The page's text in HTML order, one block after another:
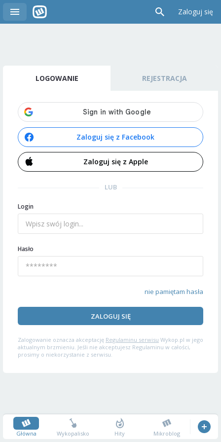
Zaloguj się
LOGOWANIE REJESTRACJA
Zaloguj się z Facebook
Zaloguj się z Apple
LUB
Login
Hasło
nie pamiętam hasła
ZALOGUJ SIĘ
Zalogowanie oznacza akceptację Regulaminu serwisu Wykop.pl w jego
aktualnym brzmieniu. Jeśli nie akceptujesz Regulaminu w całości,
prosimy o niekorzystanie z serwisu.
Główna Wykopalisko Hity Mikroblog